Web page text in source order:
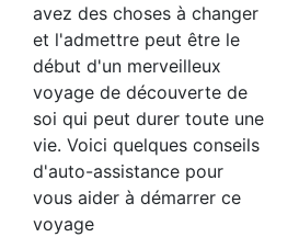
avez des choses à changer
et l'admettre peut être le
début d'un merveilleux
voyage de découverte de
soi qui peut durer toute une
vie. Voici quelques conseils
d'auto-assistance pour
vous aider à démarrer ce
voyage